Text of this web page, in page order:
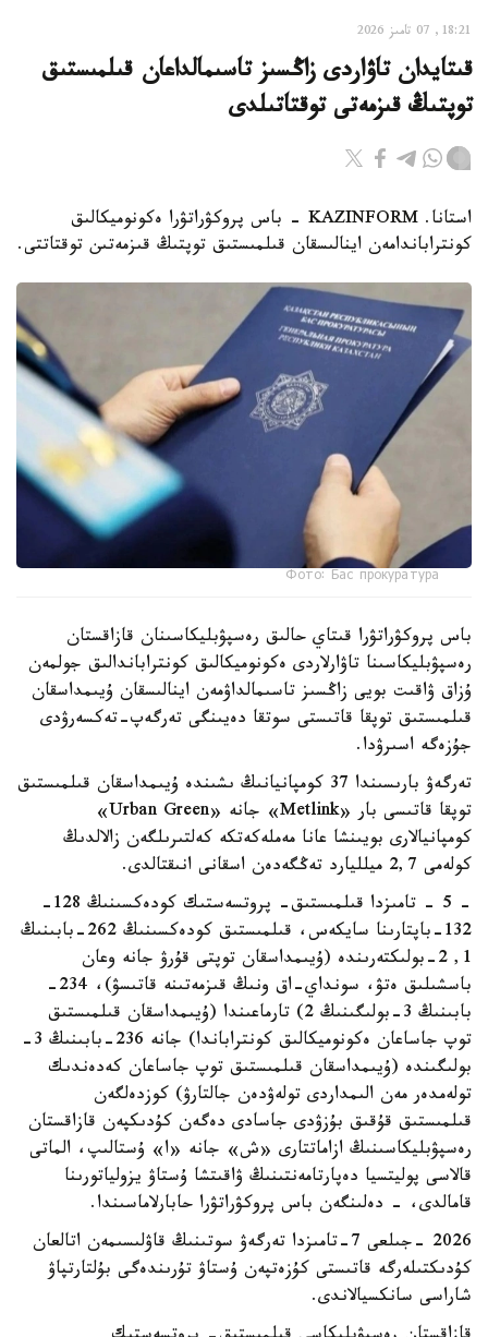
18:21, 07 تامىز 2026
قىتايدان تاۋاردى زاڭسىز تاسىمالداعان قىلمىستىق
توپتىڭ قىزمەتى توقتاتىلدى
استانا. KAZINFORM - باس پروكۋراتۋرا ەكونوميكالىق
كونتراباندامەن اينالىسقان قىلمىستىق توپتىڭ قىزمەتىن توقتاتتى.
Фото: Бас прокуратура
باس پروكۋراتۋرا قىتاي حالىق رەسپۋبليكاسىنان قازاقستان
رەسپۋبليكاسىنا تاۋارلاردى ەكونوميكالىق كونتراباندالىق جولمەن
ۇزاق ۋاقىت بويى زاڭسىز تاسىمالداۋمەن اينالىسقان ۇيىمداسقان
قىلمىستىق توپقا قاتىستى سوتقا دەيىنگى تەرگەپ-تەكسەرۋدى
جۇزەگە اسىرۋدا.
تەرگەۋ بارىسىندا 37 كومپانيانىڭ ىشىندە ۇيىمداسقان قىلمىستىق
توپقا قاتىسى بار «Metlink» جانە «Urban Green»
كومپانيالارى بويىنشا عانا مەملەكەتكە كەلتىرىلگەن زالالدىڭ
كولەمى 2,7 ميلليارد تەڭگەدەن اسقانى انىقتالدى.
- 5 - تامىزدا قىلمىستىق- پروتسەستىك كودەكسىنىڭ 128-
132-باپتارىنا سايكەس، قىلمىستىق كودەكسىنىڭ 262-بابىنىڭ
1, 2-بولىكتەرىندە (ۇيىمداسقان توپتى قۇرۋ جانە وعان
باسشىلىق ەتۋ، سونداي-اق ونىڭ قىزمەتىنە قاتىسۋ)، 234-
بابىنىڭ 3-بولىگىنىڭ 2) تارماعىندا (ۇيىمداسقان قىلمىستىق
توپ جاساعان ەكونوميكالىق كونتراباندا) جانە 236-بابىنىڭ 3-
بولىگىندە (ۇيىمداسقان قىلمىستىق توپ جاساعان كەدەندىك
تولەمدەر مەن الىمداردى تولەۋدەن جالتارۋ) كوزدەلگەن
قىلمىستىق قۇقىق بۇزۋدى جاسادى دەگەن كۇدىكپەن قازاقستان
رەسپۋبليكاسىنىڭ ازاماتتارى «ش» جانە «ا» ۇستالىپ، الماتى
قالاسى پوليتسيا دەپارتامەنتىنىڭ ۋاقىتشا ۇستاۋ يزولياتورىنا
قامالدى، - دەلىنگەن باس پروكۋراتۋرا حابارلاماسىندا.
2026 -جىلعى 7-تامىزدا تەرگەۋ سوتىنىڭ قاۋلىسىمەن اتالعان
كۇدىكتىلەرگە قاتىستى كۇزەتپەن ۇستاۋ تۇرىندەگى بۇلتارتپاۋ
شاراسى سانكسيالاندى.